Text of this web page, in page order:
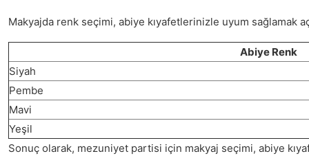
Makyajda renk seçimi, abiye kıyafetlerinizle uyum sağlamak
Abiye Renk
Siyah
Pembe
Mavi
Yeşil
Sonuç olarak, mezuniyet partisi için makyaj seçimi, abiye